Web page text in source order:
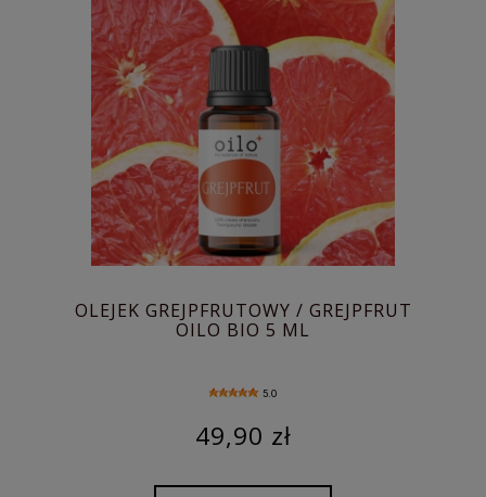
OLEJEK GREJPFRUTOWY / GREJPFRUT
OILO BIO 5 ML
5.0
49,90 zł